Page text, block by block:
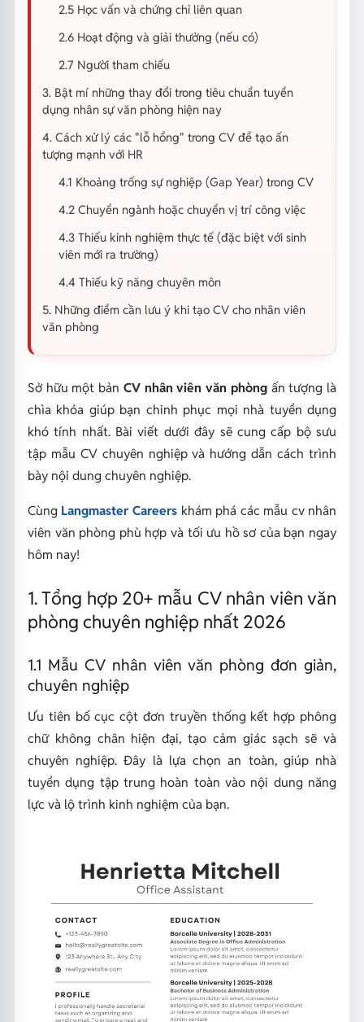
2.5 Học vấn và chứng chỉ liên quan
2.6 Hoạt động và giải thưởng (nếu có)
2.7 Người tham chiếu
3. Bật mí những thay đổi trong tiêu chuẩn tuyển
dụng nhân sự văn phòng hiện nay
4. Cách xử lý các "lỗ hổng" trong CV để tạo ấn
tượng mạnh với HR
4.1 Khoảng trống sự nghiệp (Gap Year) trong CV
4.2 Chuyển ngành hoặc chuyển vị trí công việc
4.3 Thiếu kinh nghiệm thực tế (đặc biệt với sinh
viên mới ra trường)
4.4 Thiếu kỹ năng chuyên môn
5. Những điểm cần lưu ý khi tạo CV cho nhân viên
văn phòng
Sở hữu một bản CV nhân viên văn phòngấn tượng là
chìa khóa giúp bạn chinh phục mọi nhà tuyển dụng
khó tính nhất. Bài viết dưới đây sẽ cung cấp bộ sưu
tập mẫu CV chuyên nghiệp và hướng dẫn cách trình
bày nội dung chuyên nghiệp.
Cùng Langmaster Careerskhám phá các mẫu cv nhân
viên văn phòng phù hợp và tối ưu hồ sơ của bạn ngay
hôm nay!
1. Tổng hợp 20+ mẫu CV nhân viên văn
phòng chuyên nghiệp nhất 2026
1.1 Mẫu CV nhân viên văn phòng đơn giản,
chuyên nghiệp
Ưu tiên bố cục cột đơn truyền thống kết hợp phông
chữ không chân hiện đại, tạo cảm giác sạch sẽ và
chuyên nghiệp. Đây là lựa chọn an toàn, giúp nhà
tuyển dụng tập trung hoàn toàn vào nội dung năng
lực và lộ trình kinh nghiệm của bạn.